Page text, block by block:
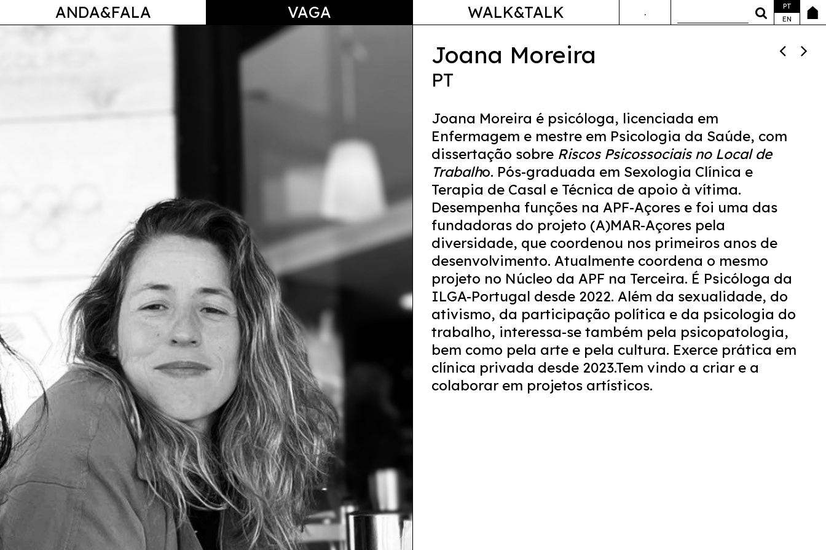
ANDA&FALA
ANDA&FALA VAGA WALK&TALK .
PT
EN
Joana Moreira
PT
Joana Moreira é psicóloga, licenciada em
Enfermagem e mestre em Psicologia da Saúde, com
dissertação sobre Riscos Psicossociais no Local de
Trabalho. Pós-graduada em Sexologia Clínica e
Terapia de Casal e Técnica de apoio à vítima.
Desempenha funções na APF-Açores e foi uma das
fundadoras do projeto (A)MAR-Açores pela
diversidade, que coordenou nos primeiros anos de
desenvolvimento. Atualmente coordena o mesmo
projeto no Núcleo da APF na Terceira. É Psicóloga da
ILGA-Portugal desde 2022. Além da sexualidade, do
ativismo, da participação política e da psicologia do
trabalho, interessa-se também pela psicopatologia,
bem como pela arte e pela cultura. Exerce prática em
clínica privada desde 2023.Tem vindo a criar e a
colaborar em projetos artísticos.